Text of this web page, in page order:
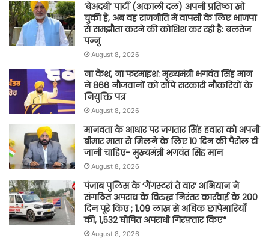
‘बेअदबी’ पार्टी (अकाली दल) अपनी प्रतिष्ठा खो
चुकी है, अब वह राजनीति में वापसी के लिए भाजपा
से समझौता करने की कोशिश कर रही है: बलतेज
पन्नू
August 8, 2026
ना कैश, ना फरमाइश: मुख्यमंत्री भगवंत सिंह मान
ने 866 नौजवानों को सौंपे सरकारी नौकरियों के
नियुक्ति पत्र
August 8, 2026
मानवता के आधार पर जगतार सिंह हवारा को अपनी
बीमार माता से मिलने के लिए 10 दिन की पैरोल दी
जानी चाहिए- मुख्यमंत्री भगवंत सिंह मान
August 8, 2026
पंजाब पुलिस के ‘गैंगस्टरां ते वार’ अभियान ने
संगठित अपराध के विरुद्ध निरंतर कार्रवाई के 200
दिन पूरे किए ; 1.09 लाख से अधिक छापेमारियाँ
कीं, 1,532 घोषित अपराधी गिरफ़्तार किए*
August 8, 2026